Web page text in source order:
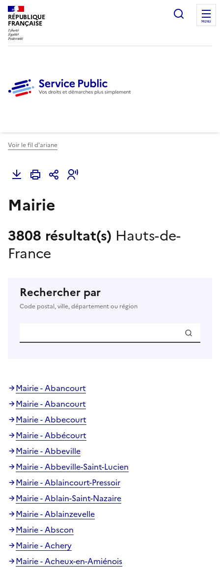
RÉPUBLIQUE
FRANÇAISE
Ouvrir
MENU
Voir le fil d'ariane
Mairie
3808 résultat(s) Hauts-de-
France
Rechercher par
Code postal, ville, département ou région
Mairie - Abancourt
Mairie - Abancourt
Mairie - Abbecourt
Mairie - Abbécourt
Mairie - Abbeville
Mairie - Abbeville-Saint-Lucien
Mairie - Ablaincourt-Pressoir
Mairie - Ablain-Saint-Nazaire
Mairie - Ablainzevelle
Mairie - Abscon
Mairie - Achery
Mairie - Acheux-en-Amiénois